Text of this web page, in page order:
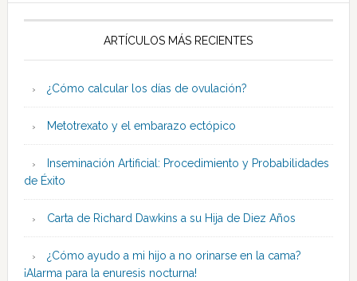
ARTÍCULOS MÁS RECIENTES
¿Cómo calcular los días de ovulación?
Metotrexato y el embarazo ectópico
Inseminación Artificial: Procedimiento y Probabilidades
de Éxito
Carta de Richard Dawkins a su Hija de Diez Años
¿Cómo ayudo a mi hijo a no orinarse en la cama?
¡Alarma para la enuresis nocturna!